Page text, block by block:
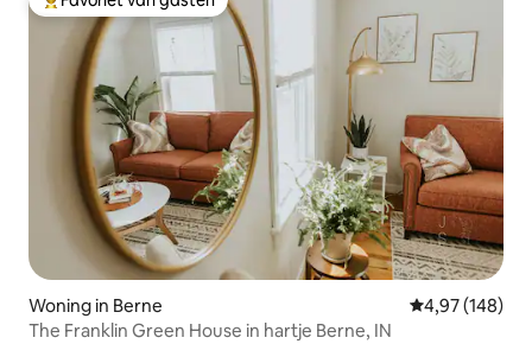
Topfavoriet van gasten
Woning in Berne Gemiddelde
4,97 (148)
The Franklin Green House in hartje Berne, IN